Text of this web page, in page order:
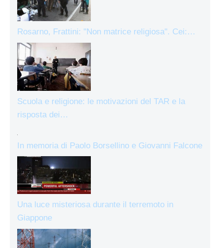
Rosarno, Frattini: "Non matrice religiosa". Cei:…
Scuola e religione: le motivazioni del TAR e la
risposta dei…
In memoria di Paolo Borsellino e Giovanni Falcone
Una luce misteriosa durante il terremoto in
Giappone